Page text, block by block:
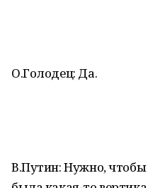
О.Голодец: Да.
В.Путин: Нужно, чтобы